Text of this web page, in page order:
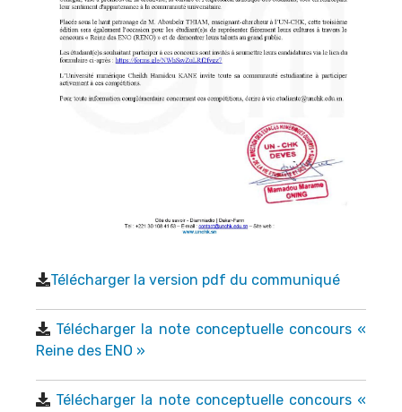
Télécharger la version pdf du communiqué
Télécharger la note conceptuelle concours «
Reine des ENO »
Télécharger la note conceptuelle concours «